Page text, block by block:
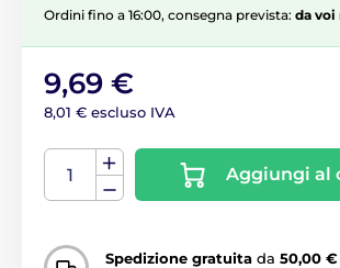
Ordini fino a 16:00, consegna prevista: da voi
9,69 €
8,01 € escluso IVA
Aggiungi al
Spedizione gratuita da 50,00 €